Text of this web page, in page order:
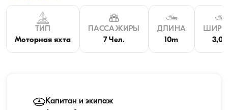
ТИП
Моторная яхта
ПАССАЖИРЫ
7 Чел.
ДЛИНА
10m
Капитан и экипаж